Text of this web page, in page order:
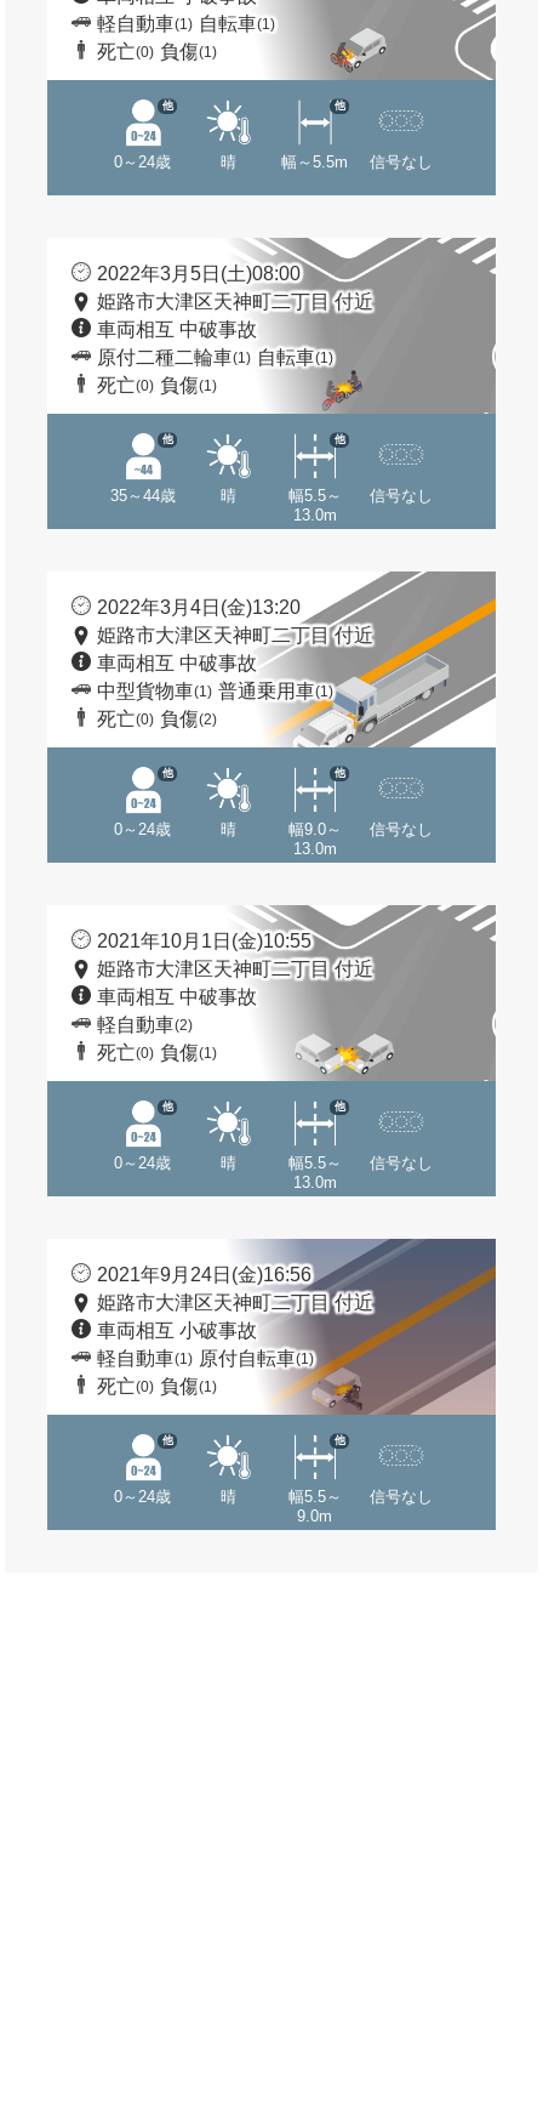
軽自動車(1) 自転車(1)
死亡(0) 負傷(1)
0～24歳
他
晴 幅～5.5m
他
信号なし
2022年3月5日(土)08:00
姫路市大津区天神町二丁目 付近
車両相互 中破事故
原付二種二輪車(1) 自転車(1)
死亡(0) 負傷(1)
35～44歳
他
晴
幅5.5～
13.0m
他
信号なし
2022年3月4日(金)13:20
姫路市大津区天神町二丁目 付近
車両相互 中破事故
中型貨物車(1) 普通乗用車(1)
死亡(0) 負傷(2)
0～24歳
他
晴
幅9.0～
13.0m
他
信号なし
2021年10月1日(金)10:55
姫路市大津区天神町二丁目 付近
車両相互 中破事故
軽自動車(2)
死亡(0) 負傷(1)
0～24歳
他
晴
幅5.5～
13.0m
他
信号なし
2021年9月24日(金)16:56
姫路市大津区天神町二丁目 付近
車両相互 小破事故
軽自動車(1) 原付自転車(1)
死亡(0) 負傷(1)
0～24歳
他
晴
幅5.5～
9.0m
他
信号なし